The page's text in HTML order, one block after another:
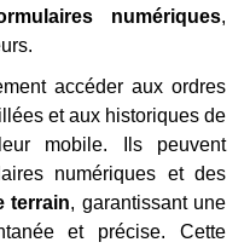
numériques,
accéder aux ordres
et aux historiques de
mobile. Ils peuvent
numériques et des
terrain, garantissant une
et précise. Cette